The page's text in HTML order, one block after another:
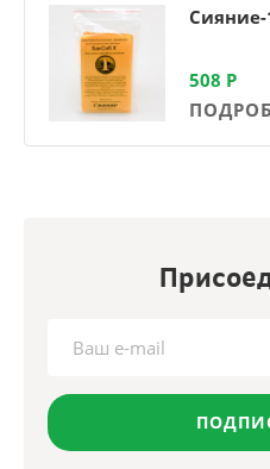
Сияние-
508 Р